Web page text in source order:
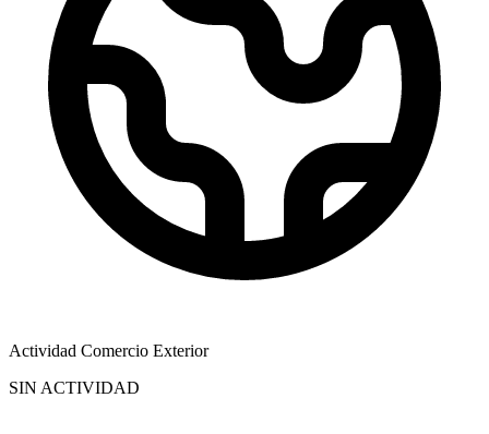
Actividad Comercio Exterior
SIN ACTIVIDAD